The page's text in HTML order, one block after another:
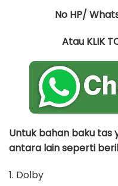
No HP/
Atau KLIK
Untuk bahan baku tas
antara lain seperti
1. Dolby